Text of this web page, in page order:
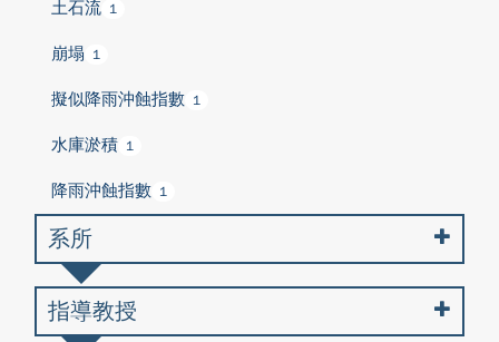
土石流 1
崩塌 1
擬似降雨沖蝕指數 1
水庫淤積 1
降雨沖蝕指數 1
系所
指導教授